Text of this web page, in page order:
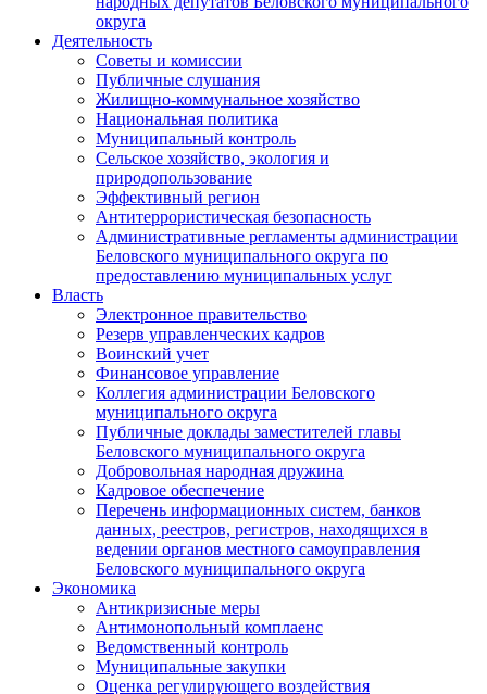
округа
Деятельность
Советы и комиссии
Публичные слушания
Жилищно-коммунальное хозяйство
Национальная политика
Муниципальный контроль
Сельское хозяйство, экология и
природопользование
Эффективный регион
Антитеррористическая безопасность
Административные регламенты администрации
Беловского муниципального округа по
предоставлению муниципальных услуг
Власть
Электронное правительство
Резерв управленческих кадров
Воинский учет
Финансовое управление
Коллегия администрации Беловского
муниципального округа
Публичные доклады заместителей главы
Беловского муниципального округа
Добровольная народная дружина
Кадровое обеспечение
Перечень информационных систем, банков
данных, реестров, регистров, находящихся в
ведении органов местного самоуправления
Беловского муниципального округа
Экономика
Антикризисные меры
Антимонопольный комплаенс
Ведомственный контроль
Муниципальные закупки
Оценка регулирующего воздействия